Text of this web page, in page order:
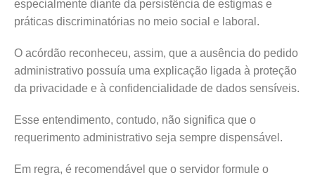
especialmente diante da persistência de estigmas e
práticas discriminatórias no meio social e laboral.
O acórdão reconheceu, assim, que a ausência do pedido
administrativo possuía uma explicação ligada à proteção
da privacidade e à confidencialidade de dados sensíveis.
Esse entendimento, contudo, não significa que o
requerimento administrativo seja sempre dispensável.
Em regra, é recomendável que o servidor formule o